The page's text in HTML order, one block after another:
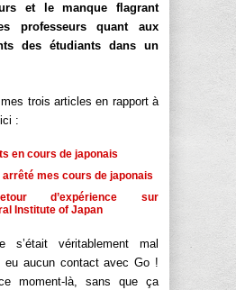
et le manque flagrant
professeurs quant aux
des étudiants dans un
trois articles en rapport à
:
en cours de japonais
arrêté mes cours de japonais
d’expérience sur
Institute of Japan
s’était véritablement mal
eu aucun contact avec Go !
moment-là, sans que ça